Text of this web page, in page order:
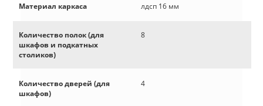
Материал каркаса лдсп 16 мм
Количество полок (для
шкафов и подкатных
столиков)
8
Количество дверей (для
шкафов)
4